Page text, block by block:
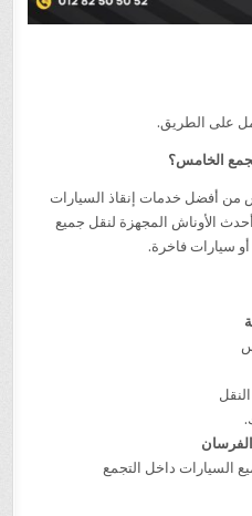
على الطريق.
الخامس؟
من أفضل خدمات إنقاذ السيارات
الأوناش المجهزة لنقل جميع
السيارات داخل التجمع